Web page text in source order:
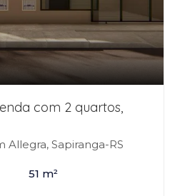
com 2 quartos,
Sapiranga-RS
51 m²